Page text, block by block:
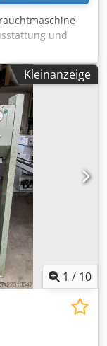
und
mm - Ges.
-
325
/ Natur - Stärke
6,8 kW -
x 1300 x 2050
kurzfristig
Kleinanzeige
1 / 10